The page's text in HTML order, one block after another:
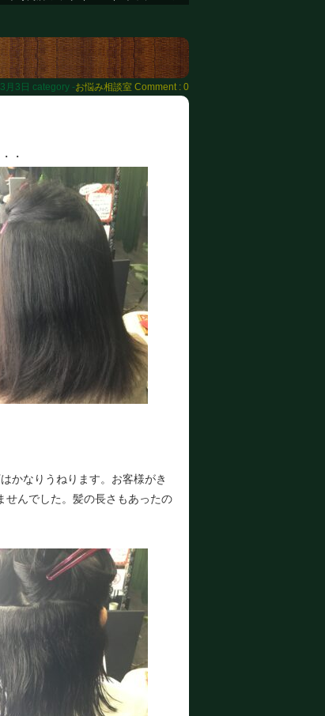
月3日 category -お悩み相談室 Comment : 0
・
かなりうねります。お客様がき
せんでした。髪の長さもあったの